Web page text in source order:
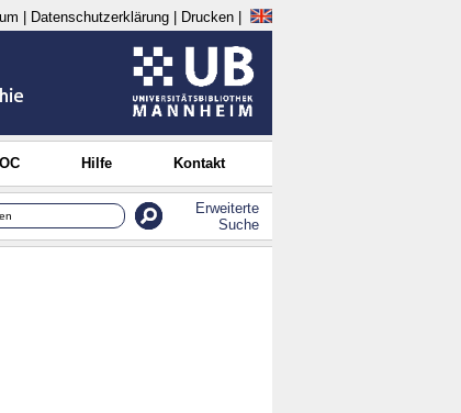
Datenschutzerklärung Drucken
Hilfe Kontakt
Erweiterte
Suche